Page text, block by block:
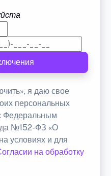
я даю свое
персональных
Федеральным
№152-ФЗ «О
условиях и для
на обработку